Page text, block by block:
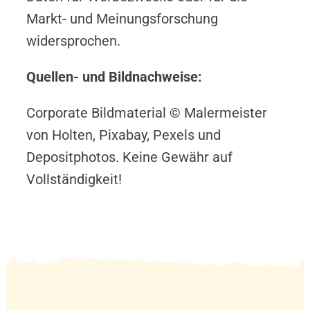
Markt- und Meinungsforschung
widersprochen.
Quellen- und Bildnachweise:
Corporate Bildmaterial © Malermeister
von Holten, Pixabay, Pexels und
Depositphotos. Keine Gewähr auf
Vollständigkeit!